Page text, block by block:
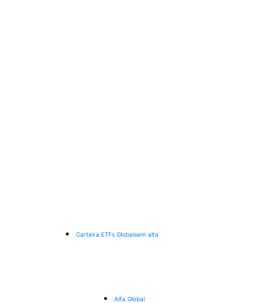
Carteira ETFs Globaisem alta
Alfa Global